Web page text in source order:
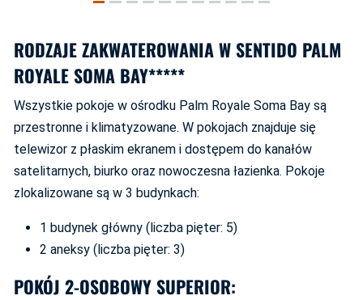
RODZAJE ZAKWATEROWANIA W SENTIDO PALM
ROYALE SOMA BAY*****
Wszystkie pokoje w ośrodku Palm Royale Soma Bay są
przestronne i klimatyzowane. W pokojach znajduje się
telewizor z płaskim ekranem i dostępem do kanałów
satelitarnych, biurko oraz nowoczesna łazienka. Pokoje
zlokalizowane są w 3 budynkach:
1 budynek główny (liczba pięter: 5)
2 aneksy (liczba pięter: 3)
POKÓJ 2-OSOBOWY SUPERIOR: